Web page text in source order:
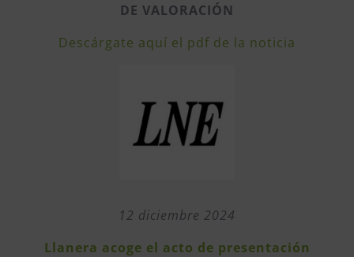
DE VALORACIÓN
Descárgate aquí el pdf de la noticia
12 diciembre 2024
Llanera acoge el acto de presentación